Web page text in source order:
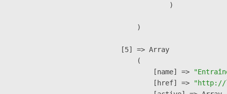
                )
        )
    [5] => Array
        (
            [name] =>
            [href] =>
"http://